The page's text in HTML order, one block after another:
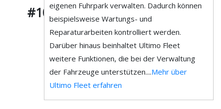
#10 eigenen Fuhrpark verwalten. Dadurch können
beispielsweise Wartungs- und
Reparaturarbeiten kontrolliert werden.
Darüber hinaus beinhaltet Ultimo Fleet
weitere Funktionen, die bei der Verwaltung
der Fahrzeuge unterstützen....Mehr über
Ultimo Fleet erfahren